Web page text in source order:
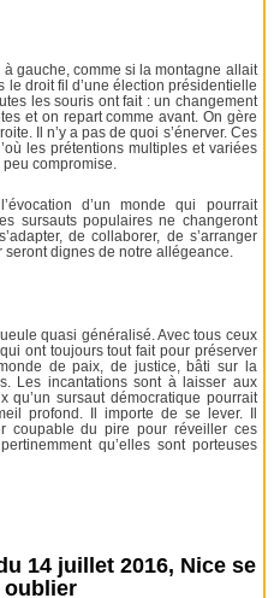
gauche, comme si la montagne allait
le droit fil d’une élection présidentielle
les souris ont fait : un changement
et on repart comme avant. On gère
Il n’y a pas de quoi s’énerver. Ces
les prétentions multiples et variées
compromise.
d’un monde qui pourrait
sursauts populaires ne changeront
de collaborer, de s’arranger
dignes de notre allégeance.
quasi généralisé. Avec tous ceux
ont toujours tout fait pour préserver
de paix, de justice, bâti sur la
Les incantations sont à laisser aux
qu’un sursaut démocratique pourrait
profond. Il importe de se lever. Il
coupable du pire pour réveiller ces
qu’elles sont porteuses
14 juillet 2016, Nice se
oublier